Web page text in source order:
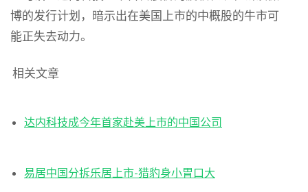
博的发行计划，暗示出在美国上市的中概股的牛市可
能正失去动力。
相关文章
达内科技成今年首家赴美上市的中国公司
易居中国分拆乐居上市-猎豹身小胃口大